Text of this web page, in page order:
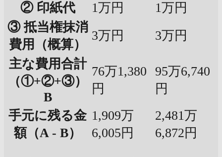
② 印紙代
1万円
1万円
③ 抵当権抹消
費用（概算）
3万円
3万円
主な費用合計
（①+②+③）
B
76万1,380
円
95万6,740
円
手元に残る金
額（A - B）
1,909万
6,005円
2,481万
6,872円